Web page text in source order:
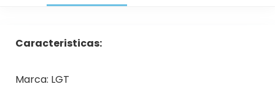
Caracteristicas:
Marca: LGT